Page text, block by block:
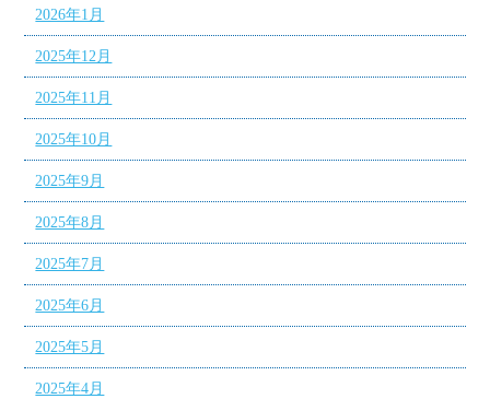
2026年1月
2025年12月
2025年11月
2025年10月
2025年9月
2025年8月
2025年7月
2025年6月
2025年5月
2025年4月